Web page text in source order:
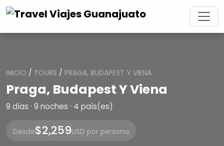
INICIO / TOURS / PRAGA, BUDAPEST Y VIENA
Praga, Budapest Y Viena
9 días · 9 noches · 4 país(es)
Desde$2,259USD por persona